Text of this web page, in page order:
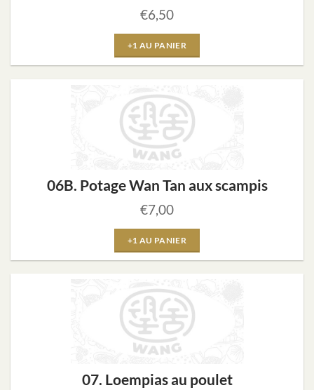
€6,50
+1 AU PANIER
06B. Potage Wan Tan aux scampis
€7,00
+1 AU PANIER
07. Loempias au poulet